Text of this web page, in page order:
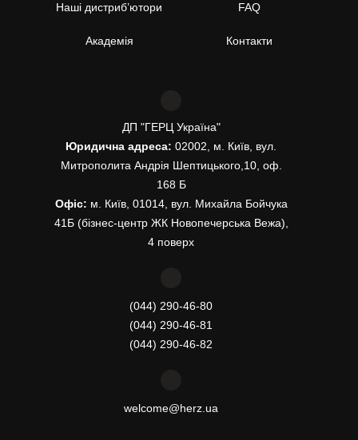
Наші дистриб’ютори
Академія
FAQ
Контакти
ДП "ГЕРЦ Україна"
Юридична адреса: 02002, м. Київ, вул.
Митрополита Андрія Шептицького,10, оф.
168 Б
Офіс: м. Київ, 01014, вул. Михайла Бойчука
41Б (бізнес-центр ЖК Новопечерська Вежа),
4 поверх
(044) 290-46-80
(044) 290-46-81
(044) 290-46-82
welcome@herz.ua